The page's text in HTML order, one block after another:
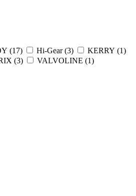
(17) Hi-Gear (3) KERRY (1)
(3) VALVOLINE (1)